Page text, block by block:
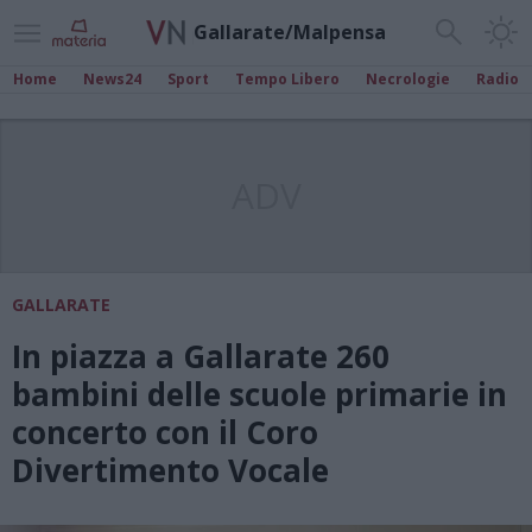
Gallarate/Malpensa
Home News24 Sport Tempo Libero Necrologie Radio
GALLARATE
In piazza a Gallarate 260
bambini delle scuole primarie in
concerto con il Coro
Divertimento Vocale